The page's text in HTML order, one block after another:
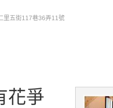
里五街117巷36弄11號
花爭